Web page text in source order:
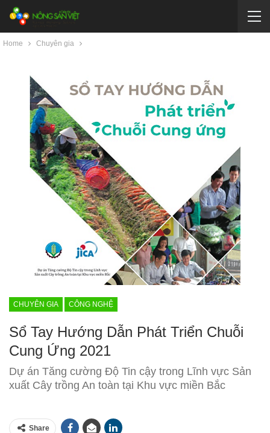
Home Chuyên gia
CHUYÊN GIA CÔNG NGHỆ
Sổ Tay Hướng Dẫn Phát Triển Chuỗi
Cung Ứng 2021
Dự án Tăng cường Độ Tin cậy trong Lĩnh vực Sản
xuất Cây trồng An toàn tại Khu vực miền Bắc
Share